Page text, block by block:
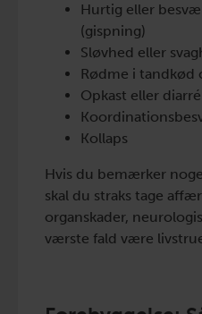
Hurtig eller
(gispning)
Sløvhed eller
Rødme i tandkød
Opkast eller diarré
Kollaps
Hvis du bemærker
skal du straks tage
organskader,
værste fald være